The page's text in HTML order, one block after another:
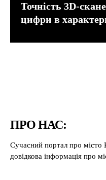
Точність 3D-
цифри в
ПРО НАС:
Сучасний портал про
довідкова інформація про